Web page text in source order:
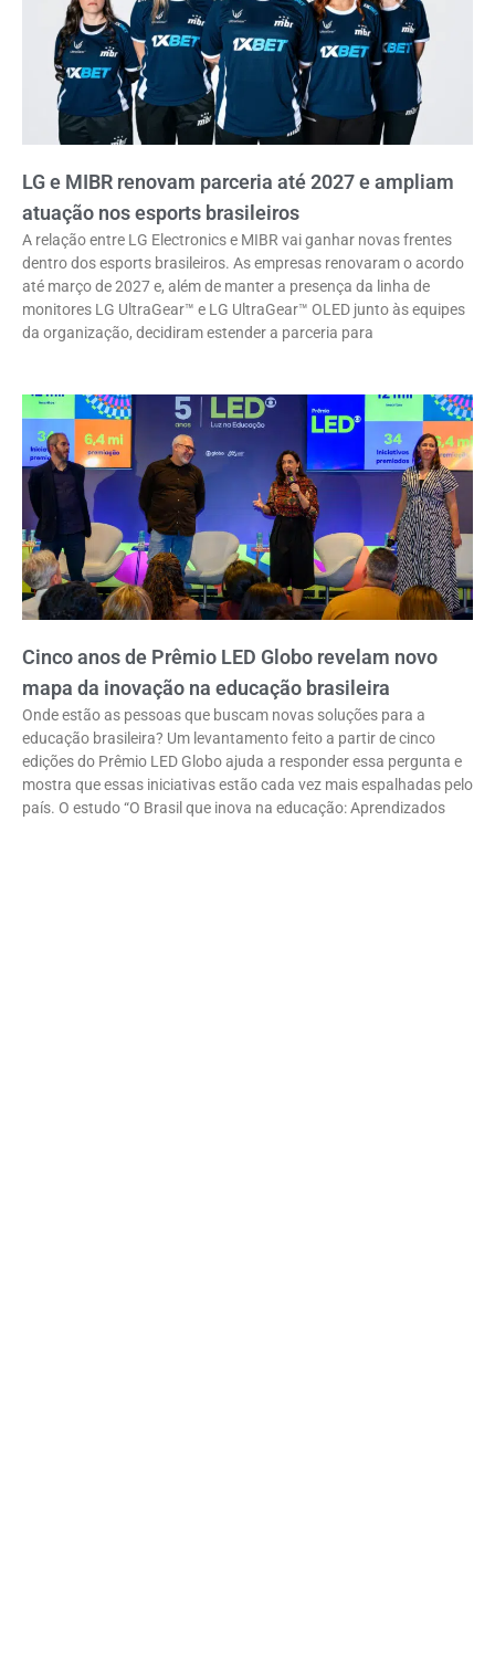
LG e MIBR renovam parceria até 2027 e ampliam
atuação nos esports brasileiros
A relação entre LG Electronics e MIBR vai ganhar novas frentes
dentro dos esports brasileiros. As empresas renovaram o acordo
até março de 2027 e, além de manter a presença da linha de
monitores LG UltraGear™ e LG UltraGear™ OLED junto às equipes
da organização, decidiram estender a parceria para
Cinco anos de Prêmio LED Globo revelam novo
mapa da inovação na educação brasileira
Onde estão as pessoas que buscam novas soluções para a
educação brasileira? Um levantamento feito a partir de cinco
edições do Prêmio LED Globo ajuda a responder essa pergunta e
mostra que essas iniciativas estão cada vez mais espalhadas pelo
país. O estudo “O Brasil que inova na educação: Aprendizados